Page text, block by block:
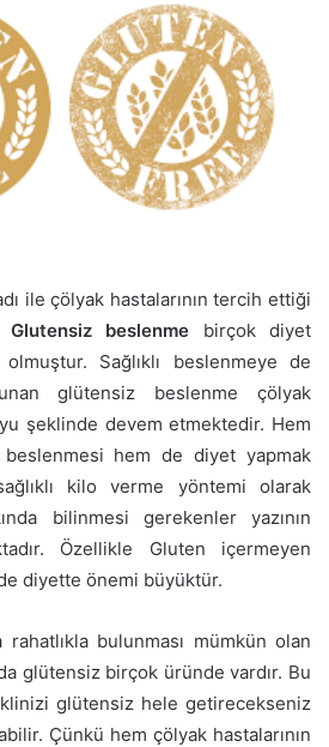
ile çölyak hastalarının tercih ettiği
Glutensiz beslenme birçok diyet
Sağlıklı beslenmeye de
glütensiz beslenme çölyak
şeklinde devem etmektedir. Hem
beslenmesi hem de diyet yapmak
kilo verme yöntemi olarak
bilinmesi gerekenler yazının
Özellikle Gluten içermeyen
diyette önemi büyüktür.
rahatlıkla bulunması mümkün olan
glütensiz birçok üründe vardır. Bu
glütensiz hele getirecekseniz
Çünkü hem çölyak hastalarının